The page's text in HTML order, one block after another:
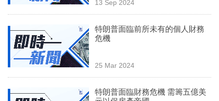
業
科
技
13 Sep 2024
特朗普面臨前所未有的個人財務
危機
25 Mar 2024
特朗普面臨財務危機 需籌五億美